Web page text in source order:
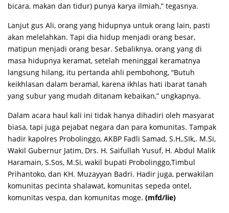
bicara, makan dan tidur) punya karya ilmiah,” tegasnya.
Lanjut gus Ali, orang yang hidupnya untuk orang lain, pasti
akan melelahkan. Tapi dia hidup menjadi orang besar,
matipun menjadi orang besar. Sebaliknya, orang yang di
masa hidupnya keramat, setelah meninggal keramatnya
langsung hilang, itu pertanda ahli pembohong, “Butuh
keikhlasan dalam beramal, karena ikhlas hati ibarat tanah
yang subur yang mudah ditanam kebaikan,” ungkapnya.
Dalam acara haul kali ini tidak hanya dihadiri oleh masyarat
biasa, tapi juga pejabat negara dan para komunitas. Tampak
hadir kapolres Probolinggo, AKBP Fadli Samad, S.H,.SIk,. M.Si,
Wakil Gubernur Jatim, Drs. H. Saifullah Yusuf, H. Abdul Malik
Haramain, S.Sos, M.Si, wakil bupati Probolinggo,Timbul
Prihantoko, dan KH. Muzayyan Badri. Hadir juga, perwakilan
komunitas pecinta shalawat, komunitas sepeda ontel,
komunitas vespa, dan komunitas moge. (mfd/lie)